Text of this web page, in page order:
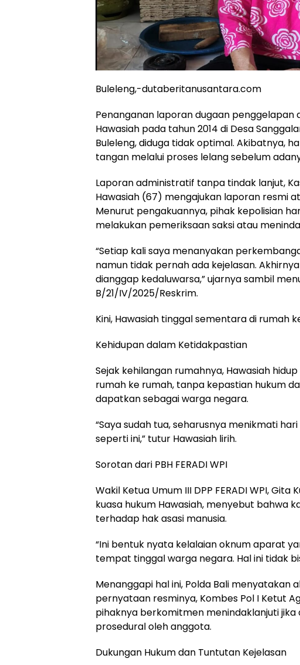
Buleleng,-dutaberitanusantara.com
Penanganan laporan dugaan penggelapan
Hawasiah pada tahun 2014 di Desa
Buleleng, diduga tidak optimal. Akibatnya,
tangan melalui proses lelang sebelum
Laporan administratif tanpa tindak lanjut,
Hawasiah (67) mengajukan laporan resmi
Menurut pengakuannya, pihak kepolisian
melakukan pemeriksaan saksi atau
“Setiap kali saya menanyakan
namun tidak pernah ada kejelasan.
dianggap kedaluwarsa,” ujarnya sambil
B/21/IV/2025/Reskrim.
Kini, Hawasiah tinggal sementara di rumah
Kehidupan dalam Ketidakpastian
Sejak kehilangan rumahnya, Hawasiah
rumah ke rumah, tanpa kepastian hukum
dapatkan sebagai warga negara.
“Saya sudah tua, seharusnya menikmati
seperti ini,” tutur Hawasiah lirih.
Sorotan dari PBH FERADI WPI
Wakil Ketua Umum III DPP FERADI WPI,
kuasa hukum Hawasiah, menyebut bahwa
terhadap hak asasi manusia.
“Ini bentuk nyata kelalaian oknum aparat
tempat tinggal warga negara. Hal ini tidak
Menanggapi hal ini, Polda Bali menyatakan
pernyataan resminya, Kombes Pol I Ketut
pihaknya berkomitmen menindaklanjuti
prosedural oleh anggota.
Dukungan Hukum dan Tuntutan Kejelasan